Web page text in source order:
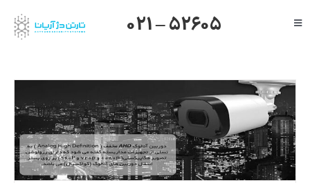
to
Toggle
گرنداستریم
یالینک
میکروتیک
هایک ویژن
021 – 52605